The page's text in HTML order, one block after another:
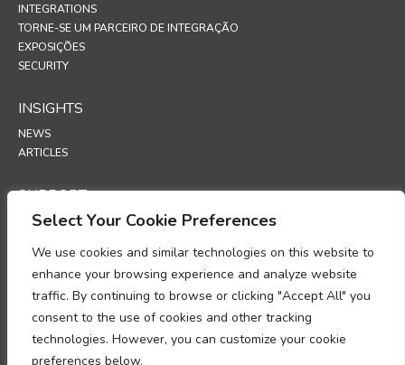
Select Your Cookie Preferences
We use cookies and similar technologies on this website to
enhance your browsing experience and analyze website
traffic. By continuing to browse or clicking "Accept All" you
consent to the use of cookies and other tracking
technologies. However, you can customize your cookie
preferences below.
INTEGRATIONS
TORNE-SE UM PARCEIRO DE INTEGRAÇÃO
EXPOSIÇÕES
SECURITY
INSIGHTS
NEWS
ARTICLES
SUPPORT
TECHNICAL PORTAL
POLICIES
POLÍTICA DE PRIVACIDADE
POLÍTICA DE COOKIES
MEMORANDO SOBRE A CONFORMIDADE NO TRATAMENTO DE
DADOS PESSOAIS
ADENDA DE PROCESSAMENTO DE DADOS